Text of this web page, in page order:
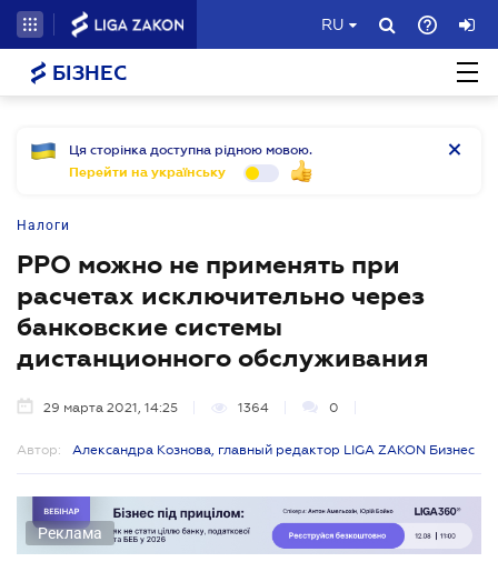
RU
БІЗНЕС
Ця сторінка доступна рідною мовою.
Перейти на українську
Налоги
РРО можно не применять при
расчетах исключительно через
банковские системы
дистанционного обслуживания
29 марта 2021, 14:25 1364 0
Автор: Александра Кознова, главный редактор LIGA ZAKON Бизнес
Реклама